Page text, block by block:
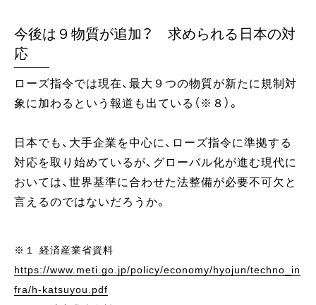
今後は９物質が追加？ 求められる日本の対
応
ローズ指令では現在、最大９つの物質が新たに規制対
象に加わるという報道も出ている（※８）。
日本でも、大手企業を中心に、ローズ指令に準拠する
対応を取り始めているが、グローバル化が進む現代に
おいては、世界基準に合わせた法整備が必要不可欠と
言えるのではないだろうか。
※１ 経済産業省資料
https://www.meti.go.jp/policy/economy/hyojun/techno_in
fra/h-katsuyou.pdf